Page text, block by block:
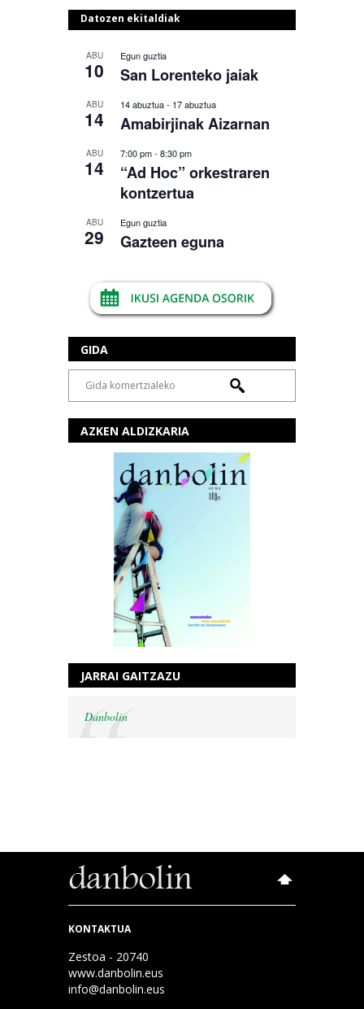
Datozen ekitaldiak
ABU
10
Egun guztia
San Lorenteko jaiak
ABU
14
14 abuztua- 17 abuztua
Amabirjinak Aizarnan
ABU
14
7:00 pm- 8:30 pm
“Ad Hoc” orkestraren
kontzertua
ABU
29
Egun guztia
Gazteen eguna
GIDA
AZKEN ALDIZKARIA
JARRAI GAITZAZU
Danbolin
KONTAKTUA
Zestoa - 20740
www.danbolin.eus
info@danbolin.eus